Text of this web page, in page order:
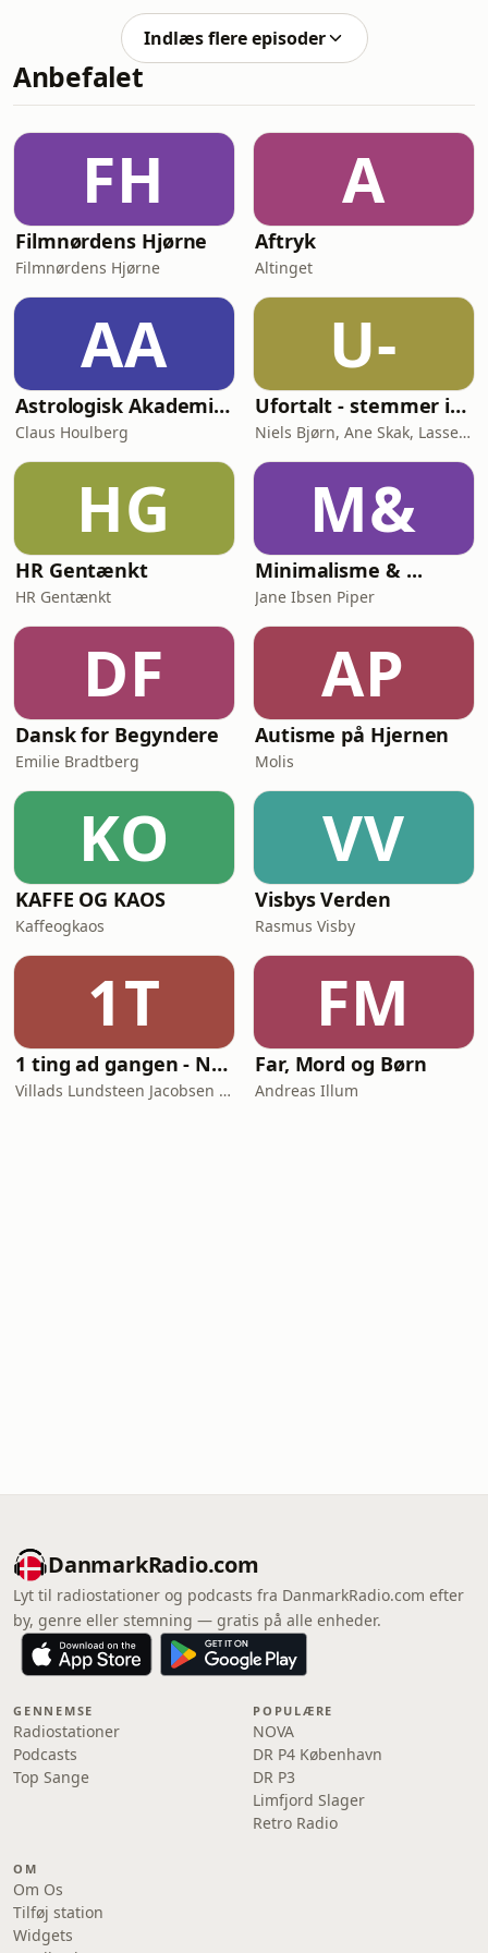
forkert følelse - og må spørge sig selv,
om han overhovedet hører til på
scenen? Vært: P
presset også - og spørgsmålet er, om
bandet og venskabet kan holde til
hypen og det høje tempo? Gæster:
Martin Kleberg, Johan Horsmans,
Breinbjerg. Vært: Marie Hobitz.
Tilrettelægger: Ole Fugl Hørkilde.
Lyddesign: Jonas Johs Anders
Indlæs flere episoder
Anbefalet
FH
Filmnørdens Hjørne
Filmnørdens Hjørne
A
Aftryk
Altinget
AA
Astrologisk Akademi's Podcast
Claus Houlberg
U-
Ufortalt - stemmer indefra
Niels Bjørn, Ane Skak, Lasse Soll Sunde
HG
HR Gentænkt
HR Gentænkt
M&
Minimalisme & ...
Jane Ibsen Piper
DF
Dansk for Begyndere
Emilie Bradtberg
AP
Autisme på Hjernen
Molis
KO
KAFFE OG KAOS
Kaffeogkaos
VV
Visbys Verden
Rasmus Visby
1T
1 ting ad gangen - Naturvidenskab skåret ud i pap
Villads Lundsteen Jacobsen & Tobias Wang Bjerg
FM
Far, Mord og Børn
Andreas Illum
DanmarkRadio.com
Lyt til radiostationer og podcasts fra DanmarkRadio.com efter
by, genre eller stemning — gratis på alle enheder.
GENNEMSE
Radiostationer
Podcasts
Top Sange
POPULÆRE
NOVA
DR P4 København
DR P3
Limfjord Slager
Retro Radio
OM
Om Os
Tilføj station
Widgets